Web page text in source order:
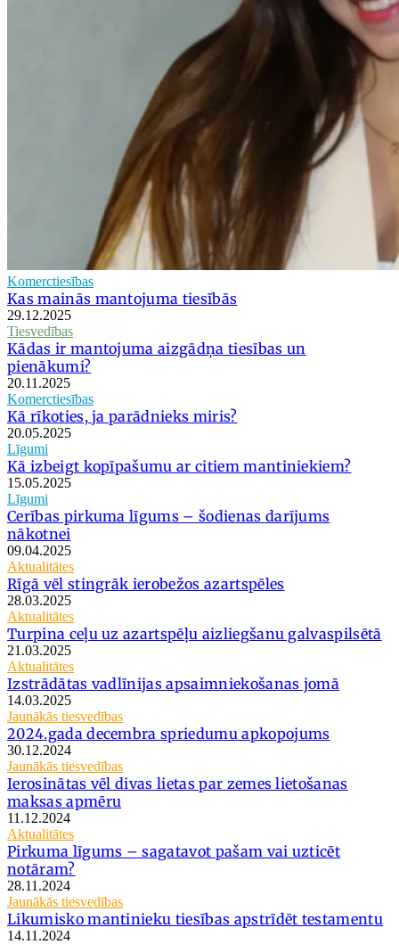
Komerctiesības
Kas mainās mantojuma tiesībās
29.12.2025
Tiesvedības
Kādas ir mantojuma aizgādņa tiesības un
pienākumi?
20.11.2025
Komerctiesības
Kā rīkoties, ja parādnieks miris?
20.05.2025
Līgumi
Kā izbeigt kopīpašumu ar citiem mantiniekiem?
15.05.2025
Līgumi
Cerības pirkuma līgums – šodienas darījums
nākotnei
09.04.2025
Aktualitātes
Rīgā vēl stingrāk ierobežos azartspēles
28.03.2025
Aktualitātes
Turpina ceļu uz azartspēļu aizliegšanu galvaspilsētā
21.03.2025
Aktualitātes
Izstrādātas vadlīnijas apsaimniekošanas jomā
14.03.2025
Jaunākās tiesvedības
2024.gada decembra spriedumu apkopojums
30.12.2024
Jaunākās tiesvedības
Ierosinātas vēl divas lietas par zemes lietošanas
maksas apmēru
11.12.2024
Aktualitātes
Pirkuma līgums – sagatavot pašam vai uzticēt
notāram?
28.11.2024
Jaunākās tiesvedības
Likumisko mantinieku tiesības apstrīdēt testamentu
14.11.2024